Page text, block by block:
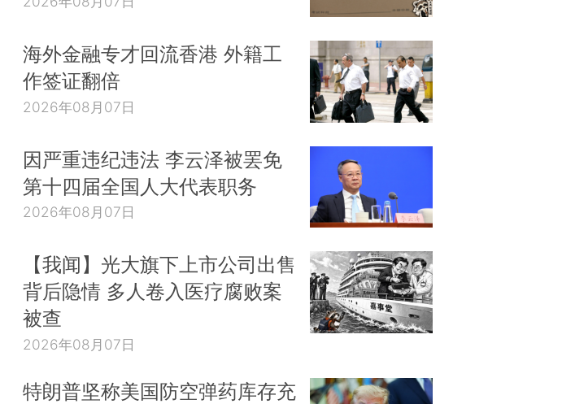
海外金融专才回流香港 外籍工
作签证翻倍
2026年08月07日
因严重违纪违法 李云泽被罢免
第十四届全国人大代表职务
2026年08月07日
【我闻】光大旗下上市公司出售
背后隐情 多人卷入医疗腐败案
被查
2026年08月07日
特朗普坚称美国防空弹药库存充